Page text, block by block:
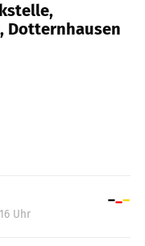
Dotternhausen
04:00-22:00
Uhr